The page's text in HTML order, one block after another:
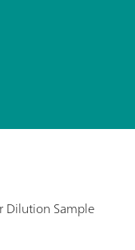
Dilution Sample